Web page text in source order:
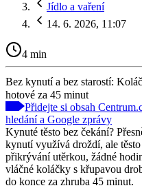
Jídlo a vaření
14. 6. 2026, 11:07
4 min
Bez kynutí a bez starostí:
hotové za 45 minut
Přidejte si obsah
hledání a Google zprávy
Kynuté těsto bez čekání?
kynutí využívá droždí, ale
přikrývání utěrkou, žádné
vláčné koláčky s křupavou
do konce za zhruba 45 minut.